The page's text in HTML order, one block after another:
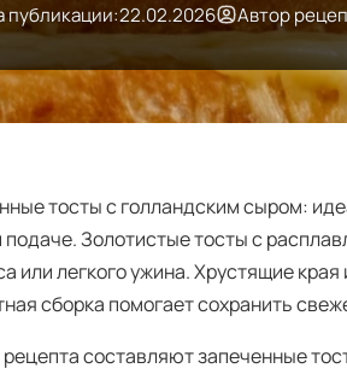
публикации:22.02.2026 Автор
тосты с голландским сыром:
подаче. Золотистые тосты с
или легкого ужина. Хрустящие
сборка помогает сохранить
составляют запеченные